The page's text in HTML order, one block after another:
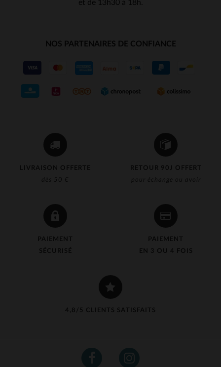
LIVRAISON OFFERTE
dès 50 €
RETOUR 90J OFFERT
pour échange ou avoir
PAIEMENT
SÉCURISÉ
PAIEMENT
EN 3 OU 4 FOIS
4,8/5 CLIENTS SATISFAITS
et de 13h30 à 18h.
NOS PARTENAIRES DE CONFIANCE